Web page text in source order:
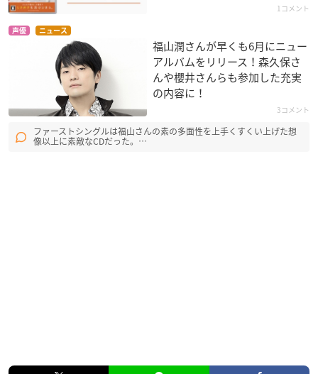
1コメント
声優 ニュース
福山潤さんが早くも6月にニュー
アルバムをリリース！森久保さ
んや櫻井さんらも参加した充実
の内容に！
3コメント
ファーストシングルは福山さんの素の多面性を上手くすくい上げた想
像以上に素敵なCDだった。…